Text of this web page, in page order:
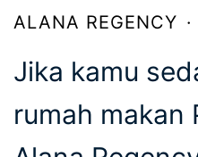
ALANA REGENCY ·
Jika kamu
rumah makan